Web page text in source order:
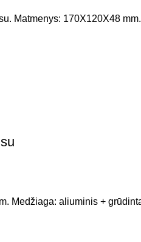
Matmenys: 170X120X48
Medžiaga: aliuminis +